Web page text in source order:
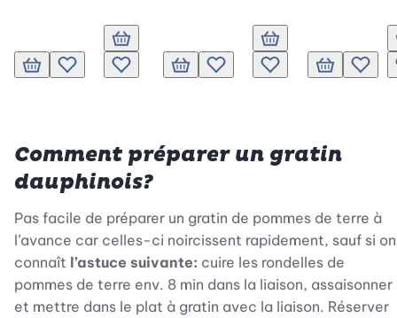
Ajouter au panier
Ajouter à la liste de souhaits.
Ajouter au panier
Ajouter à la liste de souhaits.
Ajouter au panier
Ajouter à la liste de souhaits.
Ajouter au panier
Ajouter à la liste de
Ajouter au
Comment préparer un gratin
dauphinois?
Pas facile de préparer un gratin de pommes de terre à
l’avance car celles-ci noircissent rapidement, sauf si on
connaît l’astuce suivante: cuire les rondelles de
pommes de terre env. 8 min dans la liaison, assaisonner
et mettre dans le plat à gratin avec la liaison. Réserver